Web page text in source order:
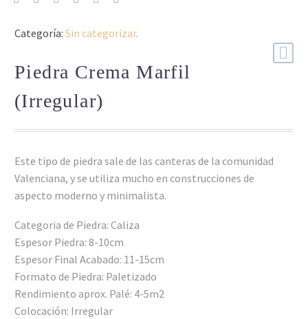
Categoría: Sin categorizar.
Piedra Crema Marfil
(Irregular)
Este tipo de piedra sale de las canteras de la comunidad
Valenciana, y se utiliza mucho en construcciones de
aspecto moderno y minimalista.
Categoria de Piedra: Caliza
Espesor Piedra: 8-10cm
Espesor Final Acabado: 11-15cm
Formato de Piedra: Paletizado
Rendimiento aprox. Palé: 4-5m2
Colocación: Irregular